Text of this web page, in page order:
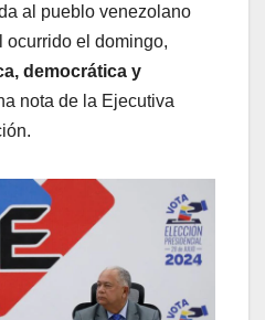
al pueblo venezolano
ocurrido el domingo,
democrática y
nota de la Ejecutiva